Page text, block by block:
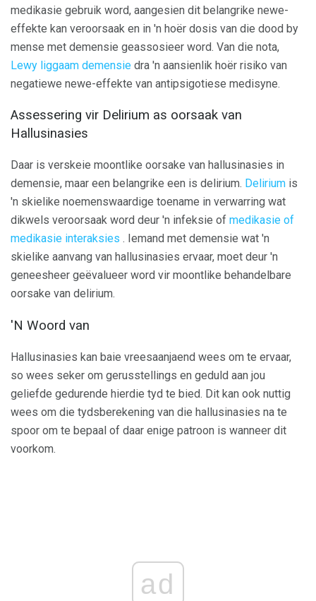
medikasie gebruik word, aangesien dit belangrike newe-
effekte kan veroorsaak en in 'n hoër dosis van die dood by
mense met demensie geassosieer word. Van die nota,
Lewy liggaam demensie dra 'n aansienlik hoër risiko van
negatiewe newe-effekte van antipsigotiese medisyne.
Assessering vir Delirium as oorsaak van
Hallusinasies
Daar is verskeie moontlike oorsake van hallusinasies in
demensie, maar een belangrike een is delirium. Delirium is
'n skielike noemenswaardige toename in verwarring wat
dikwels veroorsaak word deur 'n infeksie of medikasie of
medikasie interaksies . Iemand met demensie wat 'n
skielike aanvang van hallusinasies ervaar, moet deur 'n
geneesheer geëvalueer word vir moontlike behandelbare
oorsake van delirium.
'N Woord van
Hallusinasies kan baie vreesaanjaend wees om te ervaar,
so wees seker om gerusstellings en geduld aan jou
geliefde gedurende hierdie tyd te bied. Dit kan ook nuttig
wees om die tydsberekening van die hallusinasies na te
spoor om te bepaal of daar enige patroon is wanneer dit
voorkom.
ad